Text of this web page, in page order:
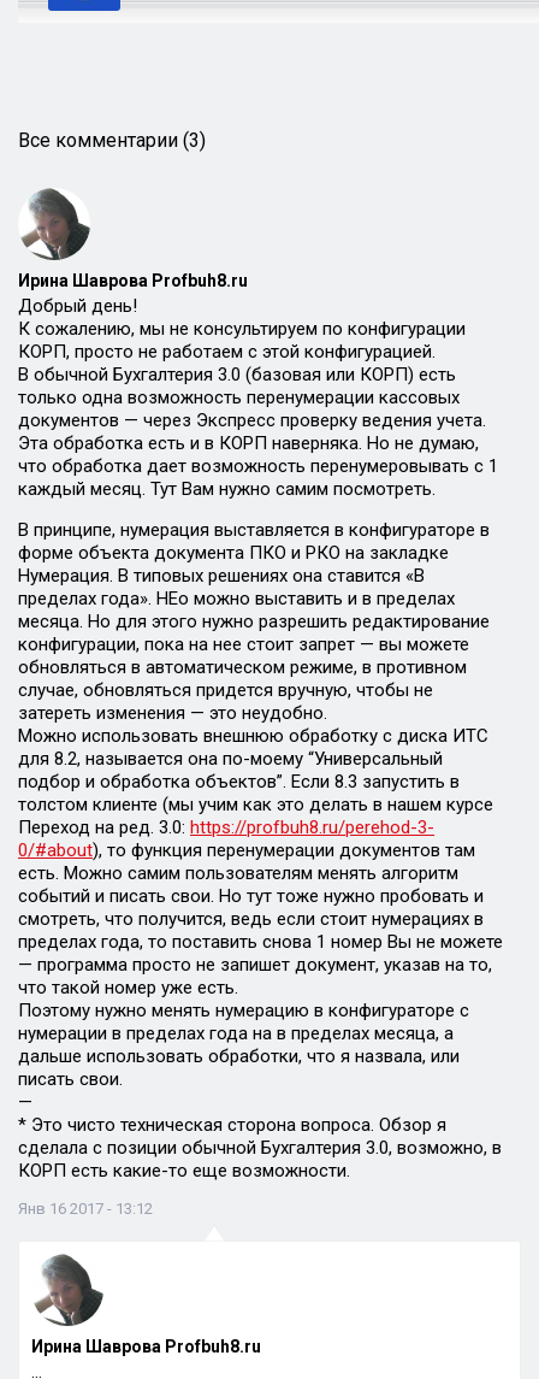
Все комментарии (3)
Ирина Шаврова Profbuh8.ru
Добрый день!
К сожалению, мы не консультируем по конфигурации
КОРП, просто не работаем с этой конфигурацией.
В обычной Бухгалтерия 3.0 (базовая или КОРП) есть
только одна возможность перенумерации кассовых
документов — через Экспресс проверку ведения учета.
Эта обработка есть и в КОРП наверняка. Но не думаю,
что обработка дает возможность перенумеровывать с 1
каждый месяц. Тут Вам нужно самим посмотреть.
В принципе, нумерация выставляется в конфигураторе в
форме объекта документа ПКО и РКО на закладке
Нумерация. В типовых решениях она ставится «В
пределах года». НЕо можно выставить и в пределах
месяца. Но для этого нужно разрешить редактирование
конфигурации, пока на нее стоит запрет — вы можете
обновляться в автоматическом режиме, в противном
случае, обновляться придется вручную, чтобы не
затереть изменения — это неудобно.
Можно использовать внешнюю обработку с диска ИТС
для 8.2, называется она по-моему “Универсальный
подбор и обработка объектов”. Если 8.3 запустить в
толстом клиенте (мы учим как это делать в нашем курсе
Переход на ред. 3.0: https://profbuh8.ru/perehod-3-
0/#about), то функция перенумерации документов там
есть. Можно самим пользователям менять алгоритм
событий и писать свои. Но тут тоже нужно пробовать и
смотреть, что получится, ведь если стоит нумерациях в
пределах года, то поставить снова 1 номер Вы не можете
— программа просто не запишет документ, указав на то,
что такой номер уже есть.
Поэтому нужно менять нумерацию в конфигураторе с
нумерации в пределах года на в пределах месяца, а
дальше использовать обработки, что я назвала, или
писать свои.
—
* Это чисто техническая сторона вопроса. Обзор я
сделала с позиции обычной Бухгалтерия 3.0, возможно, в
КОРП есть какие-то еще возможности.
Янв 16 2017 - 13:12
Ирина Шаврова Profbuh8.ru
…